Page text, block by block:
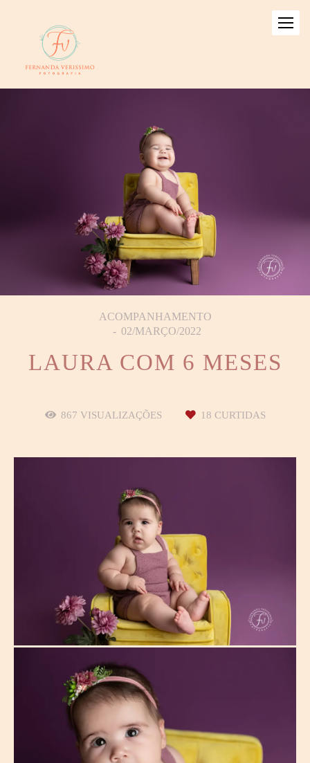
ACOMPANHAMENTO
02/MARÇO/2022
LAURA COM 6 MESES
867 VISUALIZAÇÕES 18 CURTIDAS